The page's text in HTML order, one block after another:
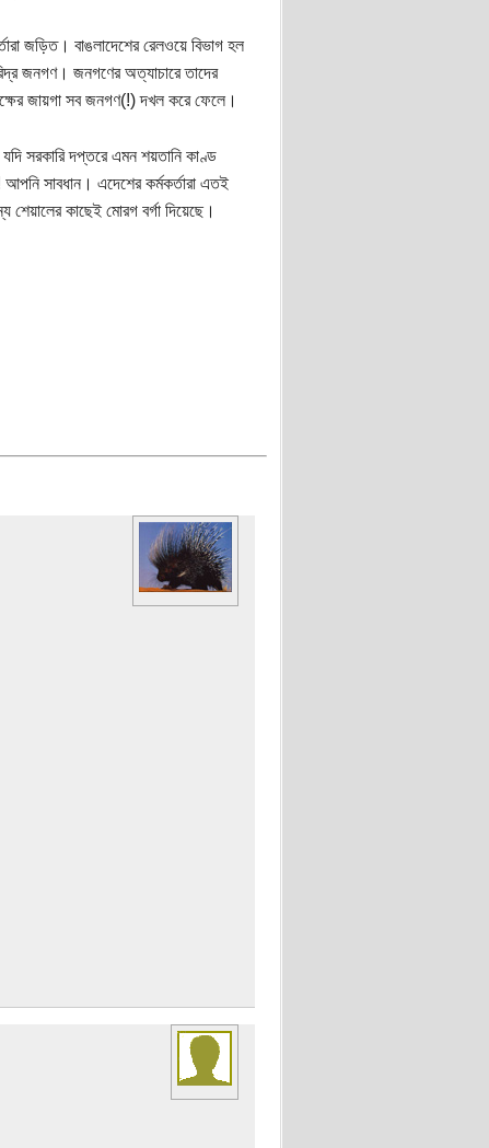
জড়িত। বাঙলাদেশের রেলওয়ে বিভাগ হল
জনগণ। জনগণের অত্যাচারে তাদের
জায়গা সব জনগণ(!) দখল করে ফেলে।
সরকারি দপ্তরে এমন শয়তানি কাণ্ড
সাবধান। এদেশের কর্মকর্তারা এতই
কাছেই মোরগ বর্গা দিয়েছে।